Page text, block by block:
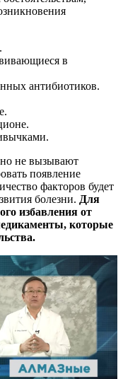
в
антибиотиков.
не вызывают
появление
факторов будет
болезни. Для
избавления от
которые